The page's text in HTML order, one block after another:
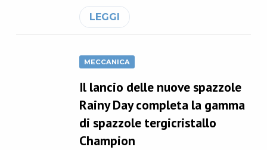
LEGGI
MECCANICA
Il lancio delle nuove spazzole
Rainy Day completa la gamma
di spazzole tergicristallo
Champion